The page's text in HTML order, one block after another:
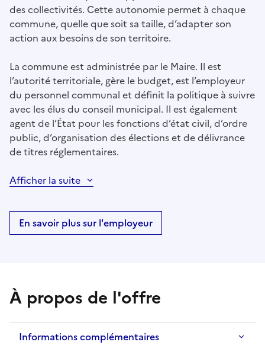
des collectivités. Cette autonomie permet à chaque
commune, quelle que soit sa taille, d’adapter son
action aux besoins de son territoire.
La commune est administrée par le Maire. Il est
l’autorité territoriale, gère le budget, est l’employeur
du personnel communal et définit la politique à suivre
avec les élus du conseil municipal. Il est également
agent de l’État pour les fonctions d’état civil, d’ordre
public, d’organisation des élections et de délivrance
de titres réglementaires.
Afficher la suite
En savoir plus sur l'employeur
À propos de l'offre
Informations complémentaires